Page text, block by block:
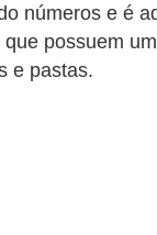
números e é
possuem
e pastas.